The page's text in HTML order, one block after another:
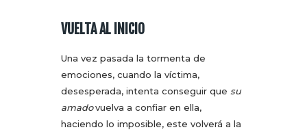
VUELTA AL INICIO
Una vez pasada la tormenta de
emociones, cuando la víctima,
desesperada, intenta conseguir que su
amadovuelva a confiar en ella,
haciendo lo imposible, este volverá a la